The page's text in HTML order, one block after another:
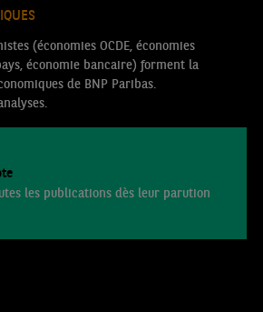
(économies OCDE, économies
économie bancaire) forment la
de BNP Paribas.
les publications dès leur parution